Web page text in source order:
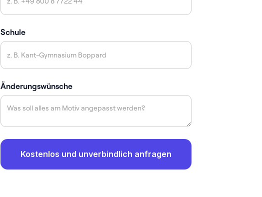
Schule
Änderungswünsche